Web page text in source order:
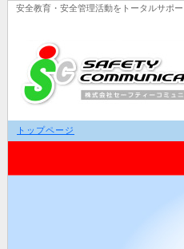
安全教育・安全管理活動をトータルサポ
トップページ